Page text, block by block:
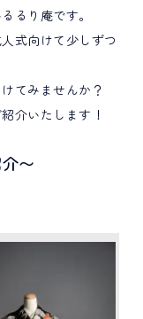
るり庵です。
式向けて少しずつ
てみませんか？
介いたします！
〜